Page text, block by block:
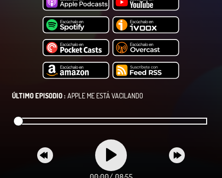
ÚLTIMO EPISODIO : APPLE ME ESTÁ VACILANDO